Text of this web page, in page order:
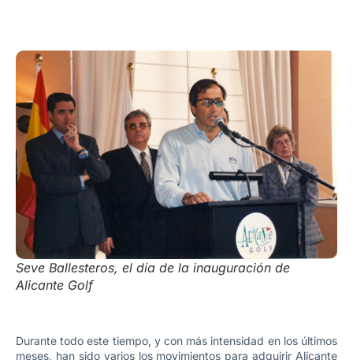
Seve Ballesteros, el día de la inauguración de
Alicante Golf
Durante todo este tiempo, y con más intensidad en los últimos
meses, han sido varios los movimientos para adquirir Alicante